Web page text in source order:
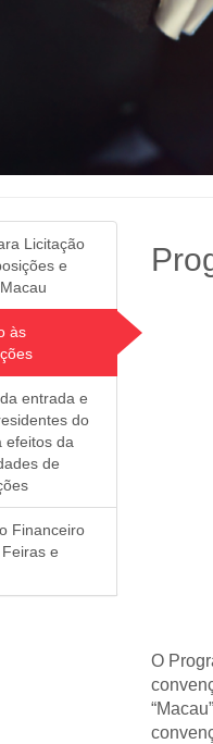
Licitação
e
às
entrada e
do
efeitos da
de
Financeiro
e
O